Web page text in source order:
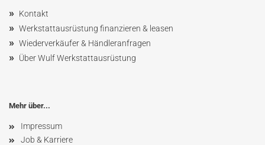
» Kontakt
» Werkstattausrüstung finanzieren & leasen
» Wiederverkäufer & Händleranfragen
» Über Wulf Werkstattausrüstung
Mehr über...
Impressum
Job & Karriere